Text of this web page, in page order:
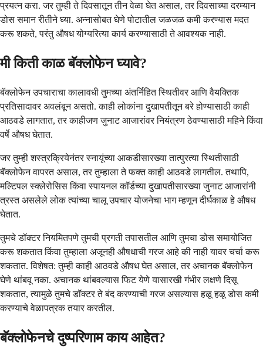
प्रयत्न करा. जर तुम्ही ते दिवसातून तीन वेळा घेत असाल, तर दिवसाच्या दरम्यान
डोस समान रीतीने घ्या. अन्नासोबत घेणे पोटातील जळजळ कमी करण्यास मदत
करू शकते, परंतु औषध योग्यरित्या कार्य करण्यासाठी ते आवश्यक नाही.
मी किती काळ बॅक्लोफेन घ्यावे?
बॅक्लोफेन उपचाराचा कालावधी तुमच्या अंतर्निहित स्थितीवर आणि वैयक्तिक
प्रतिसादावर अवलंबून असतो. काही लोकांना दुखापतीतून बरे होण्यासाठी काही
आठवडे लागतात, तर काहीजण जुनाट आजारांवर नियंत्रण ठेवण्यासाठी महिने किंवा
वर्षे औषध घेतात.
जर तुम्ही शस्त्रक्रियेनंतर स्नायूंच्या आकडीसारख्या तात्पुरत्या स्थितीसाठी
बॅक्लोफेन वापरत असाल, तर तुम्हाला ते फक्त काही आठवडे लागतील. तथापि,
मल्टिपल स्क्लेरोसिस किंवा स्पायनल कॉर्डच्या दुखापतीसारख्या जुनाट आजारांनी
त्रस्त असलेले लोक त्यांच्या चालू उपचार योजनेचा भाग म्हणून दीर्घकाळ हे औषध
घेतात.
तुमचे डॉक्टर नियमितपणे तुमची प्रगती तपासतील आणि तुमचा डोस समायोजित
करू शकतात किंवा तुम्हाला अजूनही औषधाची गरज आहे की नाही यावर चर्चा करू
शकतात. विशेषत: तुम्ही काही आठवडे औषध घेत असाल, तर अचानक बॅक्लोफेन
घेणे थांबवू नका. अचानक थांबवल्यास फिट येणे यासारखी गंभीर लक्षणे दिसू
शकतात, त्यामुळे तुमचे डॉक्टर ते बंद करण्याची गरज असल्यास हळू हळू डोस कमी
करण्याचे वेळापत्रक तयार करतील.
बॅक्लोफेनचे दुष्परिणाम काय आहेत?